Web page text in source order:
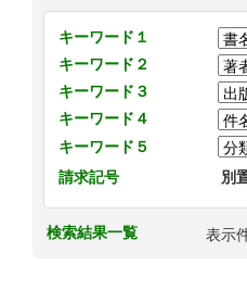
キーワード１
キーワード２
キーワード３
キーワード４
キーワード５
請求記号
別
検索結果一覧 表示